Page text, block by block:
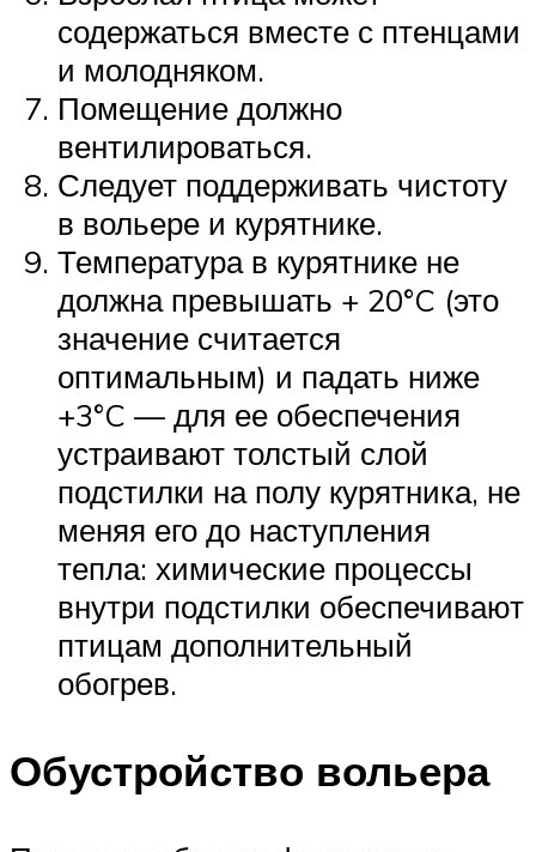
содержаться вместе с птенцами
и молодняком.
Помещение должно
вентилироваться.
Следует поддерживать чистоту
в вольере и курятнике.
Температура в курятнике не
должна превышать + 20°C (это
значение считается
оптимальным) и падать ниже
+3°C — для ее обеспечения
устраивают толстый слой
подстилки на полу курятника, не
меняя его до наступления
тепла: химические процессы
внутри подстилки обеспечивают
птицам дополнительный
обогрев.
Обустройство вольера